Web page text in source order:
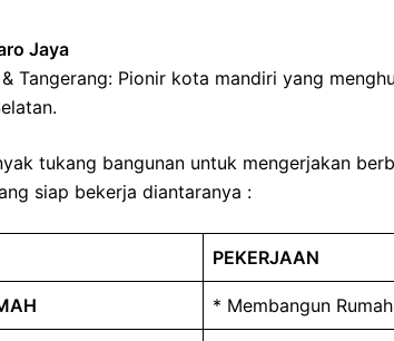
Jaya
Tangerang: Pionir kota mandiri yang
tukang bangunan untuk mengerjakan
siap bekerja diantaranya :
PEKERJAAN
* Membangun